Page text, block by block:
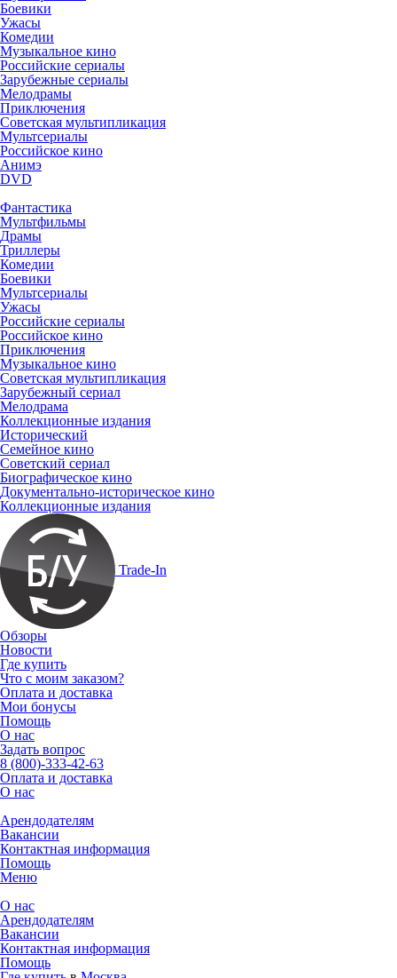
Боевики
Ужасы
Комедии
Музыкальное кино
Российские сериалы
Зарубежные сериалы
Мелодрамы
Приключения
Советская мультипликация
Мультсериалы
Российское кино
Анимэ
DVD
Фантастика
Мультфильмы
Драмы
Триллеры
Комедии
Боевики
Мультсериалы
Ужасы
Российские сериалы
Российское кино
Приключения
Музыкальное кино
Советская мультипликация
Зарубежный сериал
Мелодрама
Коллекционные издания
Исторический
Семейное кино
Советский сериал
Биографическое кино
Документально-историческое кино
Коллекционные издания
Trade-In
Обзоры
Новости
Где купить
Что с моим заказом?
Оплата и доставка
Мои бонусы
Помощь
О нас
Задать вопрос
8 (800)-333-42-63
Оплата и доставка
О нас
Арендодателям
Вакансии
Контактная информация
Помощь
Меню
О нас
Арендодателям
Вакансии
Контактная информация
Помощь